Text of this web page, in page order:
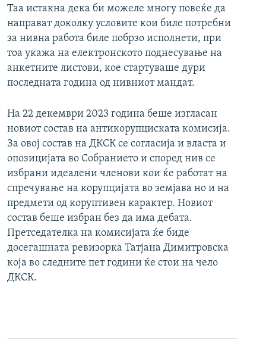
Таа истакна дека би можеле многу повеќе да
направат доколку условите кои биле потребни
за нивна работа биле побрзо исполнети, при
тоа укажа на електронското поднесување на
анкетните листови, кое стартуваше дури
последната година од нивниот мандат.
На 22 декември 2023 година беше изгласан
новиот состав на антикорупциската комисија.
За овој состав на ДКСК се согласија и власта и
опозицијата во Собранието и според нив се
избрани идеалени членови кои ќе работат на
спречување на корупцијата во земјава но и на
предмети од коруптивен карактер. Новиот
состав беше избран без да има дебата.
Претседателка на комисијата ќе биде
досегашната ревизорка Татјана Димитровска
која во следните пет години ќе стои на чело
ДКСК.